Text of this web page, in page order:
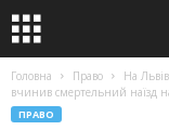
Головна Право
На
вчинив смертельний наїзд
ПРАВО